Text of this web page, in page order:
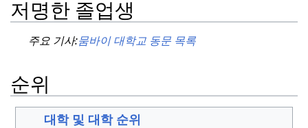
저명한 졸업생
주요 기사:뭄바이 대학교 동문 목록
순위
대학 및 대학 순위